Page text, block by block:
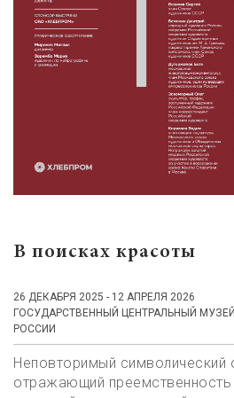
В поисках красоты
26 ДЕКАБРЯ 2025 - 12 АПРЕЛЯ 2026
ГОСУДАРСТВЕННЫЙ ЦЕНТРАЛЬНЫЙ
РОССИИ
Неповторимый символический
отражающий